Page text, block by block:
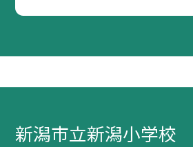
新潟市立新潟小学校